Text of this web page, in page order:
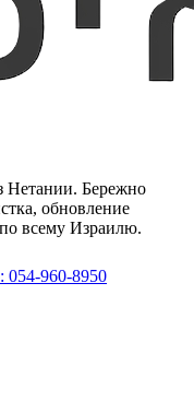
Нетании. Бережно
обновление
всему Израилю.
054-960-8950